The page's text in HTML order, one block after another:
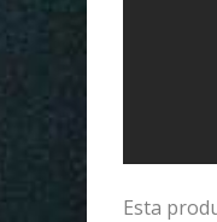
Esta